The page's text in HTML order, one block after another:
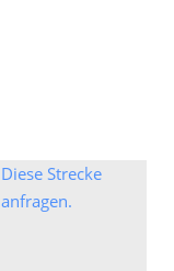
Diese Strecke
anfragen.